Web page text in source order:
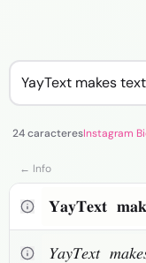
24 caracteresInstagram
← Info
𝐘𝐚𝐲𝐓𝐞𝐱𝐭
𝑌𝑎𝑦𝑇𝑒𝑥𝑡